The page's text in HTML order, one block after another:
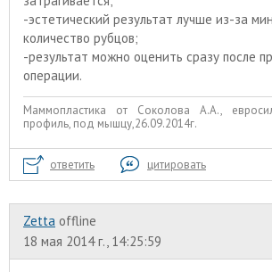
-эстетический результат лучше из-за
количество рубцов;
-результат можно оценить сразу после
операции.
Маммопластика от Соколова А.А.,
профиль, под мышцу,26.09.2014г.
ответить цитировать
Zetta offline
18 мая 2014 г., 14:25:59